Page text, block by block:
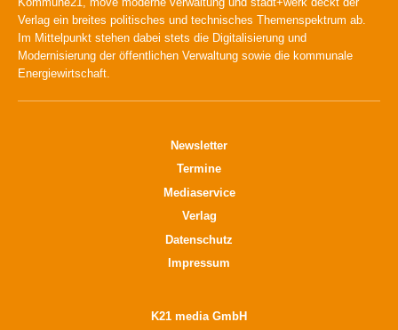
Verlag ein breites politisches und technisches Themenspektrum ab.
Im Mittelpunkt stehen dabei stets die Digitalisierung und
Modernisierung der öffentlichen Verwaltung sowie die kommunale
Energiewirtschaft.
Newsletter
Termine
Mediaservice
Verlag
Datenschutz
Impressum
K21 media GmbH